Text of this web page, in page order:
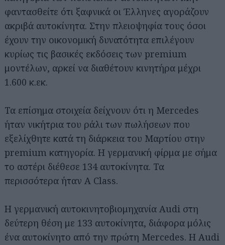
φαντασθείτε ότι ξαφνικά οι Έλληνες αγοράζουν
ακριβά αυτοκίνητα. Στην πλειοψηφία τους όσοι
έχουν την οικονομική δυνατότητα επιλέγουν
κυρίως τις βασικές εκδόσεις των premium
μοντέλων, αρκεί να διαθέτουν κινητήρα μέχρι
1.600 κ.εκ.
Τα επίσημα στοιχεία δείχνουν ότι η Mercedes
ήταν νικήτρια του ράλι των πωλήσεων που
εξελίχθητε κατά τη διάρκεια του Μαρτίου στην
premium κατηγορία. Η γερμανική φίρμα με σήμα
το αστέρι διέθεσε 134 αυτοκίνητα. Τα
περισσότερα ήταν A Class.
H γερμανική αυτοκινητοβιομηχανία Audi στη
δεύτερη θέση με 133 αυτοκίνητα, διάφορα μόλις
ένα αυτοκίνητο από την πρώτη Mercedes. Η Audi